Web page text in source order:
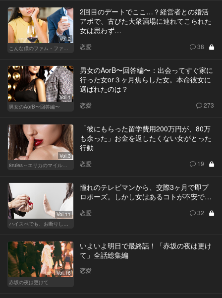
Vol.2
2回目のデートでここ…？経営者との婚活
アポで、古びた大衆酒場に連れてこられた
女は思わず…
恋愛 38
Vol.1
男女のAorB〜回答編〜
男女のAorB〜回答編〜：出会ってすぐ家に
行った女or３ヶ月焦らした女。本命彼女に
選ばれたのは？
恋愛 273
Vol.3
「彼にもらった留学費用200万円が、80万
も余った」お金を返したくない女がとった
行動
恋愛 19
Vol.11
憧れのテレビマンから、交際3ヶ月で即プ
ロポーズ。しかし女はあるコトが不安で…
恋愛 32
Vol.16
赤坂の夜は更けて
いよいよ明日で最終話！「赤坂の夜は更け
て」全話総集編
恋愛